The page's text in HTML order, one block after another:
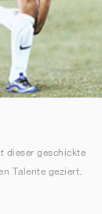
dieser geschickte
Talente geziert.